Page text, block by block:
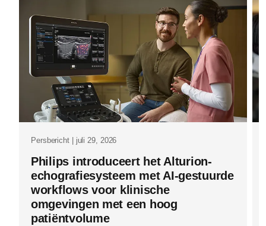
van-
ai-
in-
de-
zorg-
we-
aan-
het-
begin-
van-
Persbericht | juli 29, 2026
Philips introduceert het Alturion-
echografiesysteem met AI-gestuurde
workflows voor klinische
omgevingen met een hoog
patiëntvolume